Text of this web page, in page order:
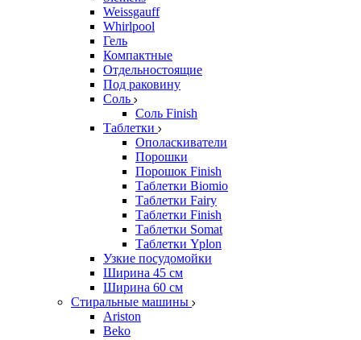
Weissgauff
Whirlpool
Гель
Компактные
Отдельностоящие
Под раковину
Соль
Соль Finish
Таблетки
Ополаскиватели
Порошки
Порошок Finish
Таблетки Biomio
Таблетки Fairy
Таблетки Finish
Таблетки Somat
Таблетки Yplon
Узкие посудомойки
Ширина 45 см
Ширина 60 см
Стиральные машины
Ariston
Beko